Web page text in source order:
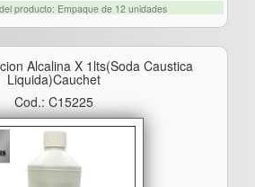
producto: Empaque de 12 unidades
Alcalina X 1lts(soda Caustica
Liquida)cauchet
Cod.: C15225